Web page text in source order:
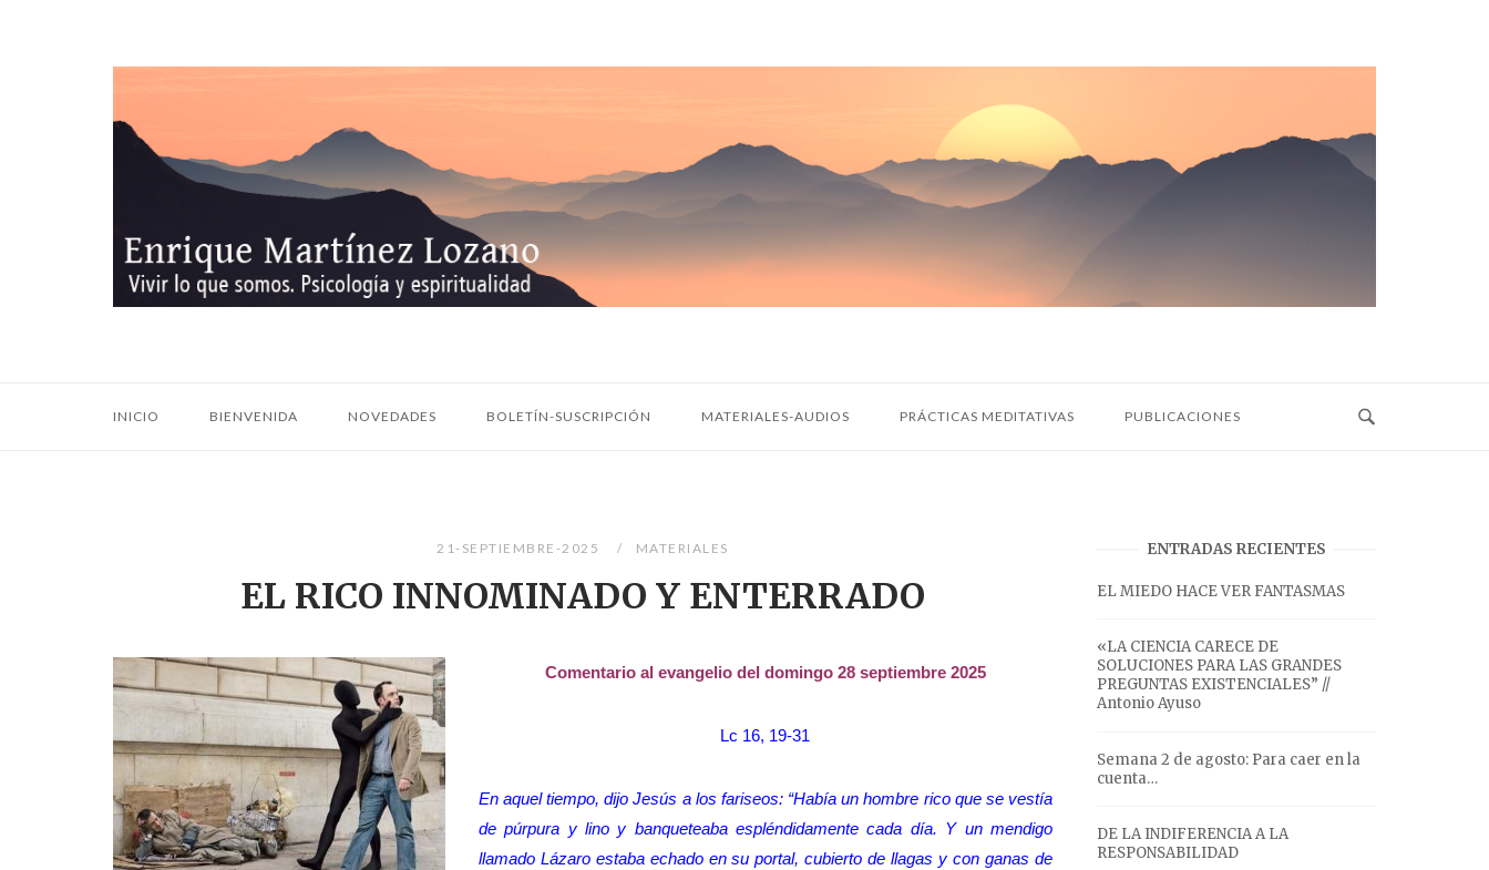
INICIO BIENVENIDA NOVEDADES BOLETÍN-SUSCRIPCIÓN MATERIALES-AUDIOS PRÁCTICAS MEDITATIVAS PUBLICACIONES
21-SEPTIEMBRE-2025 MATERIALES
EL RICO INNOMINADO Y ENTERRADO
Comentario al evangelio del domingo 28 septiembre 2025
Lc 16, 19-31
En aquel tiempo, dijo Jesús a los fariseos: “Había un hombre rico que se vestía
de púrpura y lino y banqueteaba espléndidamente cada día. Y un mendigo
llamado Lázaro estaba echado en su portal, cubierto de llagas y con ganas de
ENTRADAS RECIENTES
EL MIEDO HACE VER FANTASMAS
«LA CIENCIA CARECE DE
SOLUCIONES PARA LAS GRANDES
PREGUNTAS EXISTENCIALES” //
Antonio Ayuso
Semana 2 de agosto: Para caer en la
cuenta…
DE LA INDIFERENCIA A LA
RESPONSABILIDAD